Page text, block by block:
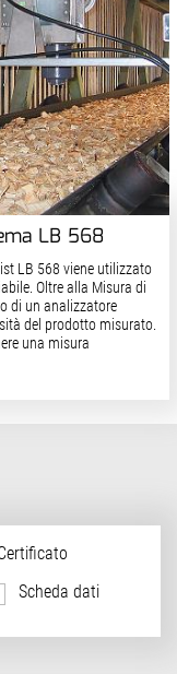
LB 568
LB 568 viene utilizzato
Oltre alla Misura di
di un analizzatore
del prodotto misurato.
una misura
Scheda dati